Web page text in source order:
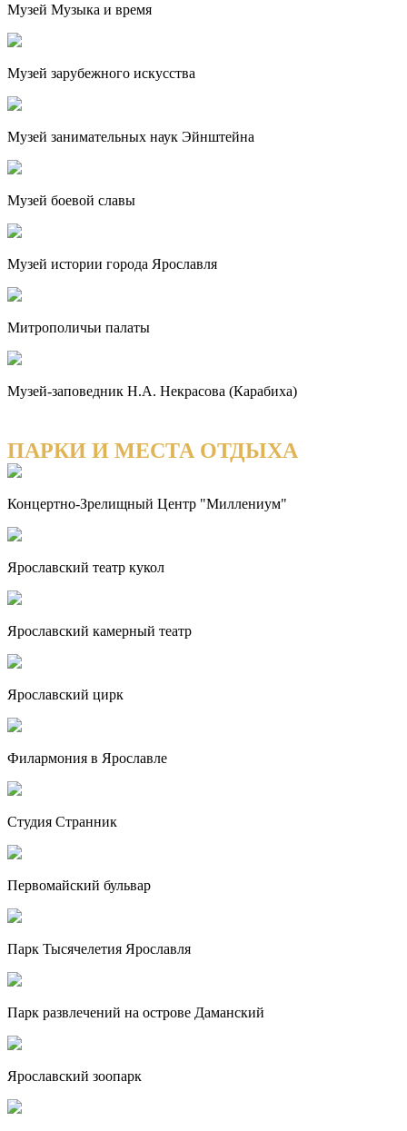
Музей Музыка и время
Музей зарубежного искусства
Музей занимательных наук Эйнштейна
Музей боевой славы
Музей истории города Ярославля
Митрополичьи палаты
Музей-заповедник Н.А. Некрасова (Карабиха)
ПАРКИ И МЕСТА ОТДЫХА
Концертно-Зрелищный Центр "Миллениум"
Ярославский театр кукол
Ярославский камерный театр
Ярославский цирк
Филармония в Ярославле
Студия Странник
Первомайский бульвар
Парк Тысячелетия Ярославля
Парк развлечений на острове Даманский
Ярославский зоопарк